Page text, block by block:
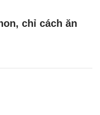
chỉ cách ăn